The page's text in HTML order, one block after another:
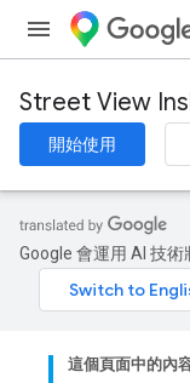
Street View
開始使用
Google 會運用 AI 技
這個頁面中的內